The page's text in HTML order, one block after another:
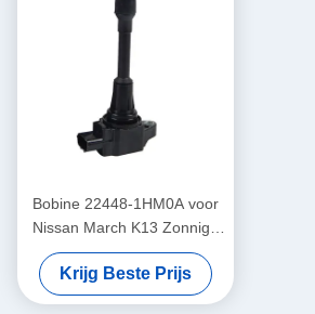
Bobine 22448-1HM0A voor
Nissan March K13 Zonnige
N17 Sylphy B17 Tiida C12
Krijg Beste Prijs